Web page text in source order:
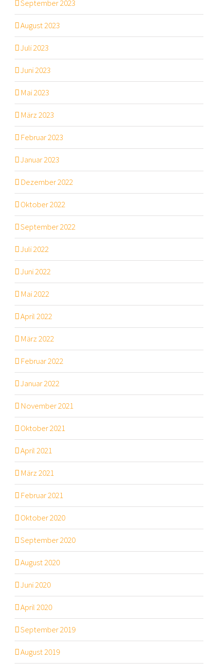
September 2023
August 2023
Juli 2023
Juni 2023
Mai 2023
März 2023
Februar 2023
Januar 2023
Dezember 2022
Oktober 2022
September 2022
Juli 2022
Juni 2022
Mai 2022
April 2022
März 2022
Februar 2022
Januar 2022
November 2021
Oktober 2021
April 2021
März 2021
Februar 2021
Oktober 2020
September 2020
August 2020
Juni 2020
April 2020
September 2019
August 2019